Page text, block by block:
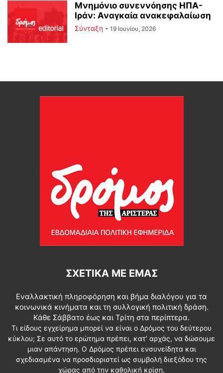
Μνημόνιο συνεννόησης ΗΠΑ-
Ιράν: Αναγκαία ανακεφαλαίωση
Σύνταξη - 19 Ιουνίου, 2026
ΣΧΕΤΙΚΆ ΜΕ ΕΜΆΣ
Εναλλακτική πληροφόρηση και βήμα διαλόγου για τα
κοινωνικά κινήματα και τη συλλογική πολιτική δράση.
Κάθε Σάββατο έως και Τρίτη στα περίπτερα.
Τι είδους εγχείρημα μπορεί να είναι ο Δρόμος του δεύτερου
κύκλου; Σε αυτό το ερώτημα πρέπει, κατ’ αρχάς, να δώσουμε
μιαν απάντηση. Ο Δρόμος πρέπει ενσυνείδητα και
σχεδιασμένα να προσδιοριστεί ως συμβολή διεξόδου της
χώρας από την καθολική κρίση.